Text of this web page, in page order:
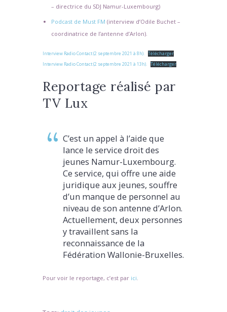
– directrice du SDJ Namur-Luxembourg)
Podcast de Must FM (interview d’Odile Buchet –
coordinatrice de l’antenne d’Arlon).
Interview Radio Contact (2 septembre 2021 à 8h). Télécharger
Interview Radio Contact (2 septembre 2021 à 13h). Télécharger
Reportage réalisé par
TV Lux
C’est un appel à l’aide que
lance le service droit des
jeunes Namur-Luxembourg.
Ce service, qui offre une aide
juridique aux jeunes, souffre
d’un manque de personnel au
niveau de son antenne d’Arlon.
Actuellement, deux personnes
y travaillent sans la
reconnaissance de la
Fédération Wallonie-Bruxelles.
Pour voir le reportage, c’est par ici.